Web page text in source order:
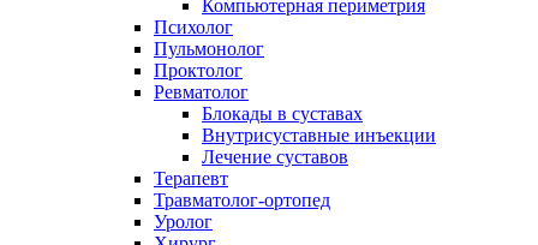
Компьютерная периметрия
Психолог
Пульмонолог
Проктолог
Ревматолог
Блокады в суставах
Внутрисуставные инъекции
Лечение суставов
Терапевт
Травматолог-ортопед
Уролог